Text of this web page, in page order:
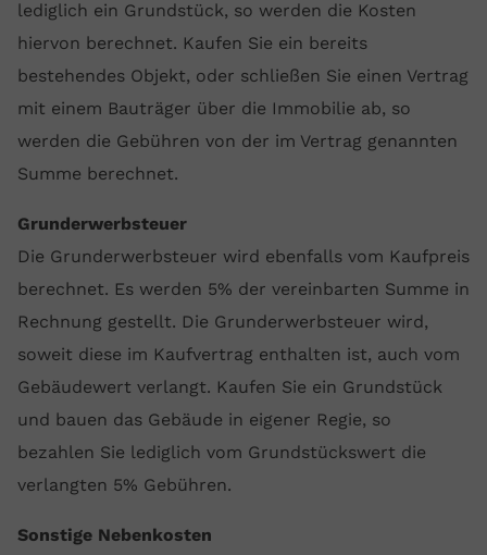
lediglich ein Grundstück, so werden die Kosten
hiervon berechnet. Kaufen Sie ein bereits
bestehendes Objekt, oder schließen Sie einen Vertrag
mit einem Bauträger über die Immobilie ab, so
werden die Gebühren von der im Vertrag genannten
Summe berechnet.
Grunderwerbsteuer
Die Grunderwerbsteuer wird ebenfalls vom Kaufpreis
berechnet. Es werden 5% der vereinbarten Summe in
Rechnung gestellt. Die Grunderwerbsteuer wird,
soweit diese im Kaufvertrag enthalten ist, auch vom
Gebäudewert verlangt. Kaufen Sie ein Grundstück
und bauen das Gebäude in eigener Regie, so
bezahlen Sie lediglich vom Grundstückswert die
verlangten 5% Gebühren.
Sonstige Nebenkosten